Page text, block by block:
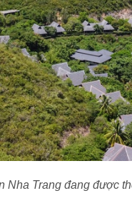
Nha Trang đang được